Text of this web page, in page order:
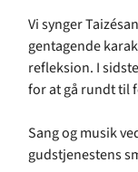
Vi synger
gentagende
refleksion. I
for at gå rundt til
Sang og musik
gudstjenestens